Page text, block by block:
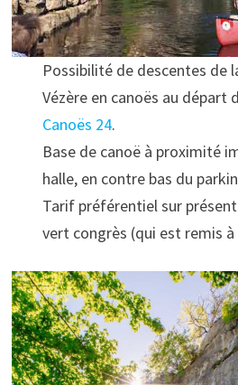
Possibilité de descentes de
Vézère en canoës au départ
Canoës 24.
Base de canoë à proximité
halle, en contre bas du
Tarif préférentiel sur
vert congrès (qui est remis à